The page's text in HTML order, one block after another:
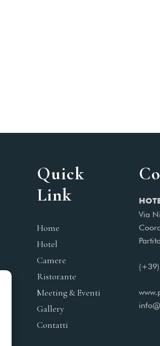
Quick
Link
Home
Hotel
Camere
Ristorante
Meeting & Eventi
Gallery
Contatti
Via